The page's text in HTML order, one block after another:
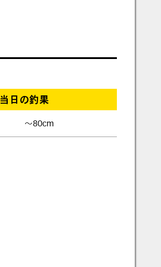
当日の釣果
〜80cm